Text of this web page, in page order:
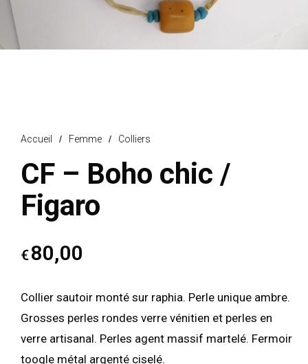
Accueil / Femme / Colliers
CF – Boho chic /
Figaro
€80,00
Collier sautoir monté sur raphia. Perle unique ambre.
Grosses perles rondes verre vénitien et perles en
verre artisanal. Perles agent massif martelé. Fermoir
toogle métal argenté ciselé.